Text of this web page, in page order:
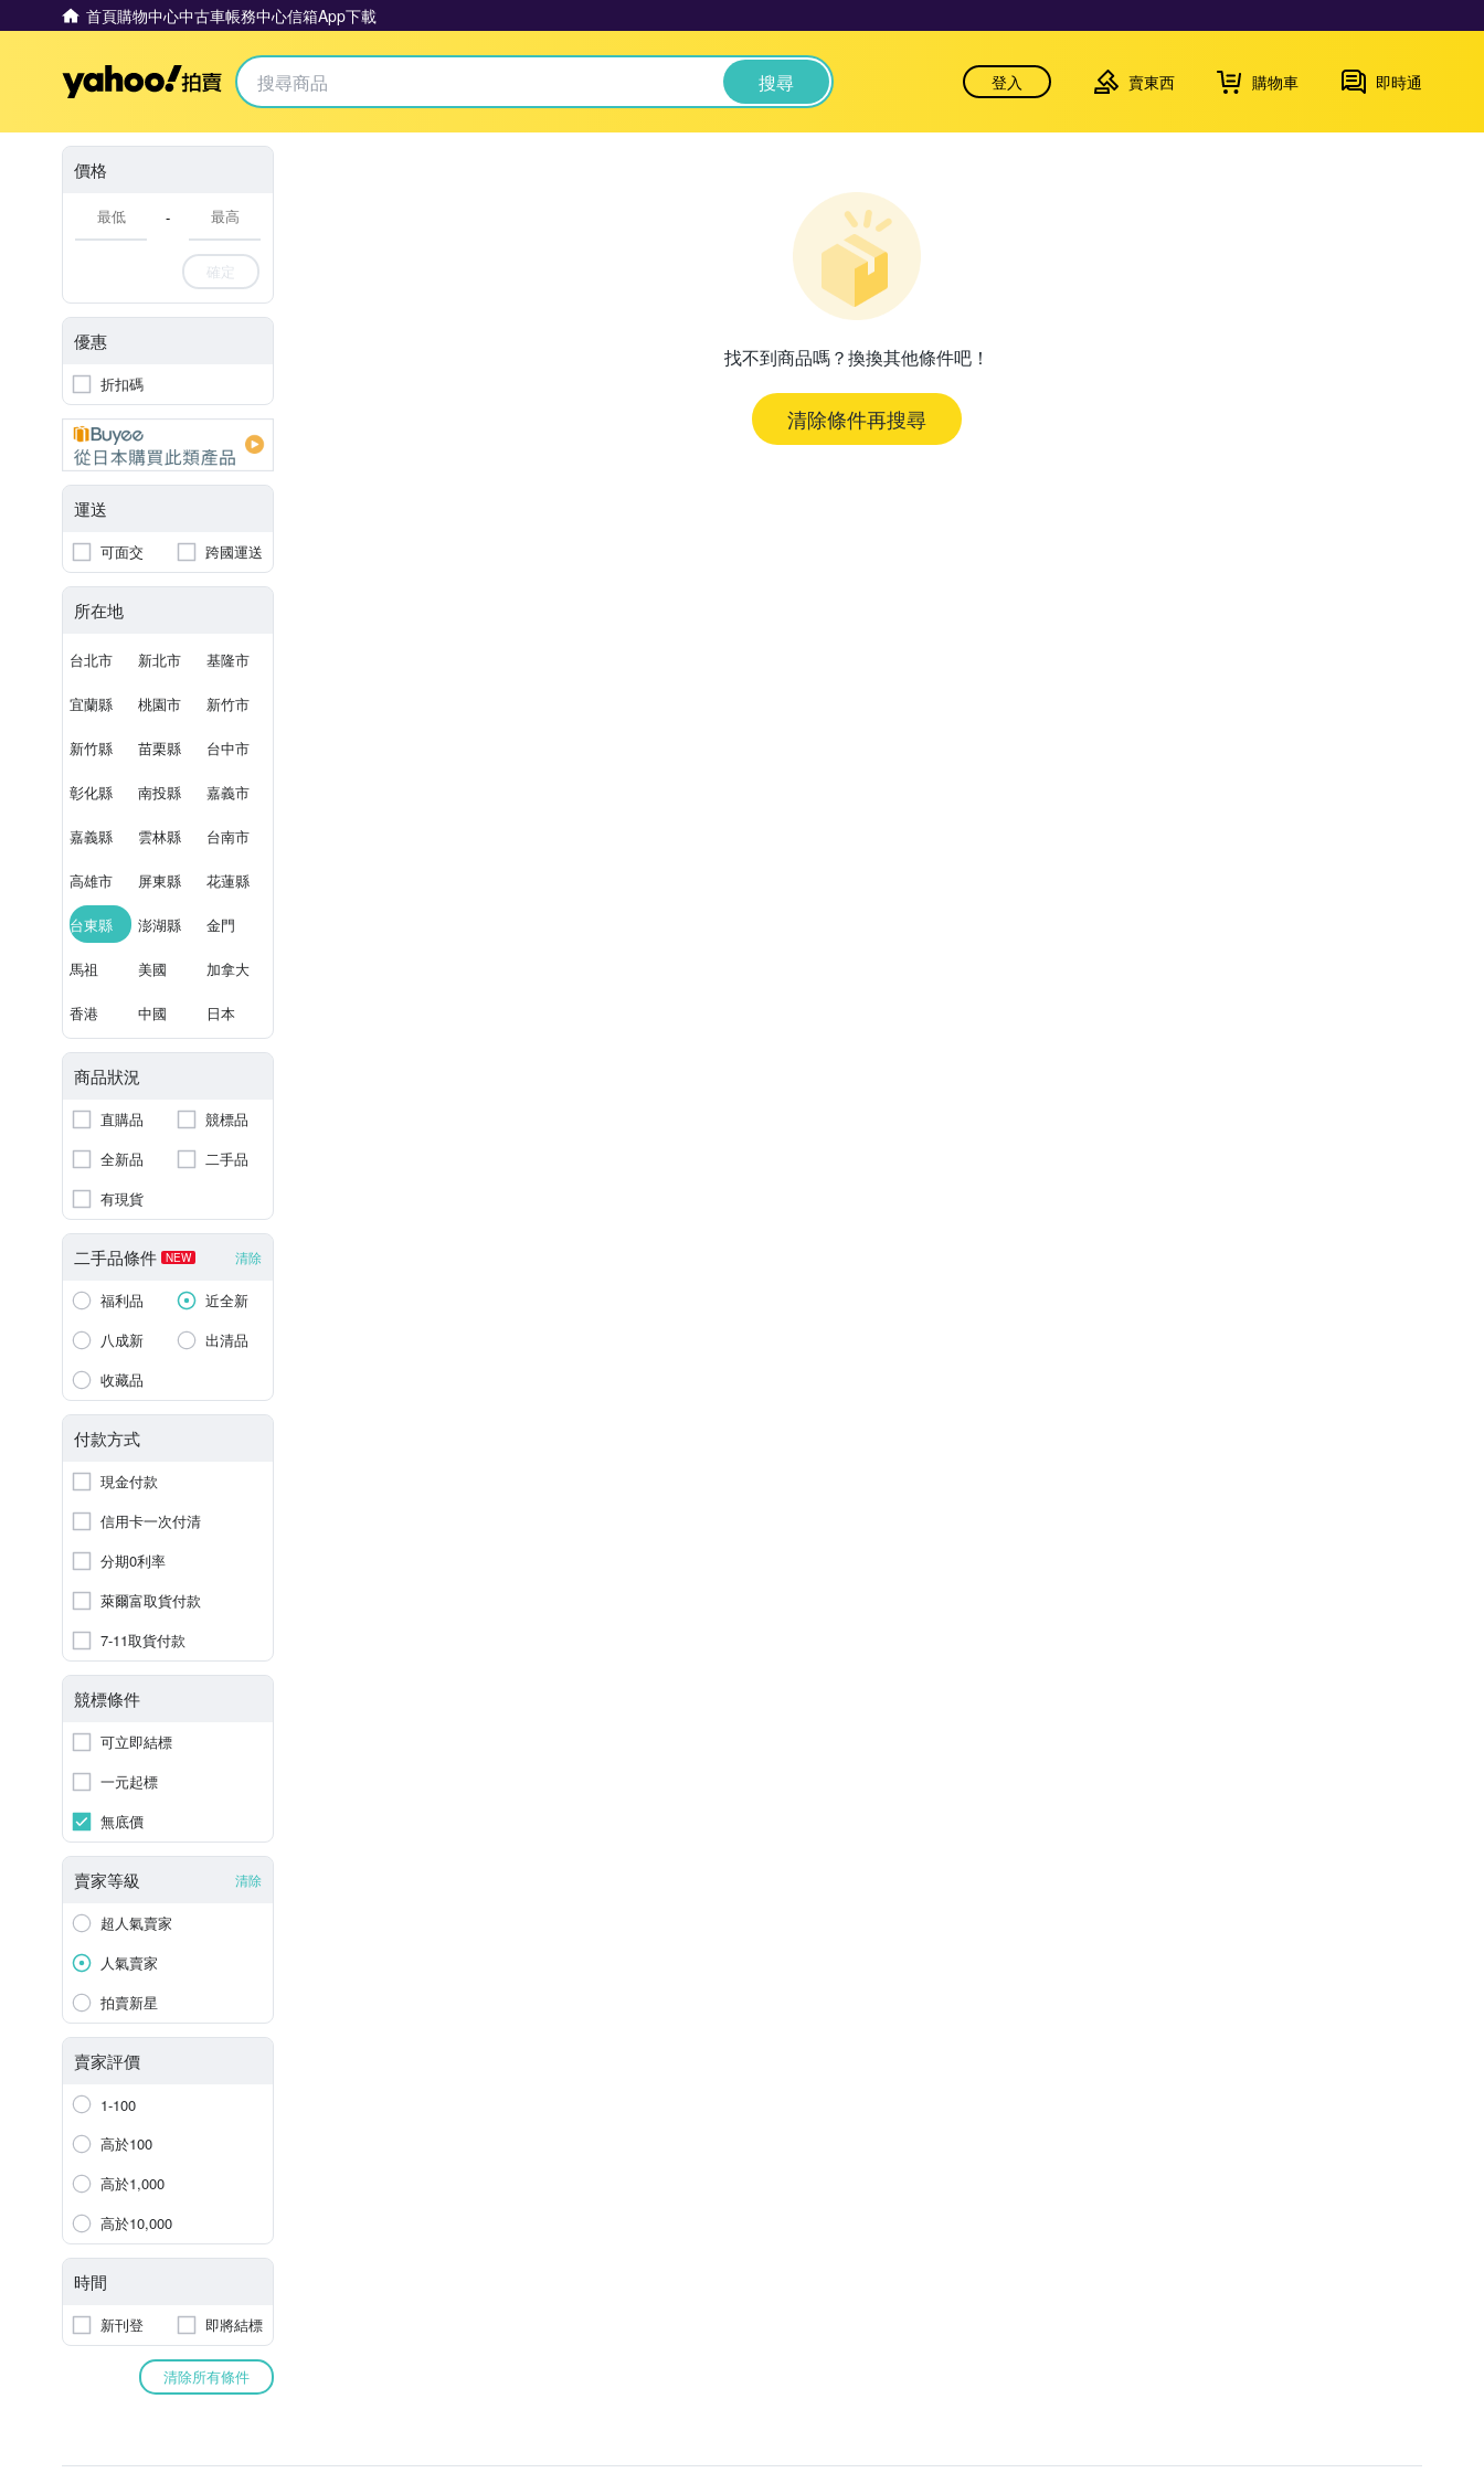
首頁購物中心中古車帳務中心信箱App下載
Yahoo拍賣 搜尋 登入 賣東西 購物車 即時通
價格
-
確定
優惠
折扣碼
運送
可面交 跨國運送
所在地
台北市 新北市 基隆市
宜蘭縣 桃園市 新竹市
新竹縣 苗栗縣 台中市
彰化縣 南投縣 嘉義市
嘉義縣 雲林縣 台南市
高雄市 屏東縣 花蓮縣
台東縣 澎湖縣 金門
馬祖 美國 加拿大
香港 中國 日本
商品狀況
直購品
競標品
全新品
二手品
有現貨
二手品條件 NEW 清除
福利品
近全新
八成新
出清品
收藏品
付款方式
現金付款
信用卡一次付清
分期0利率
萊爾富取貨付款
7-11取貨付款
競標條件
可立即結標
一元起標
無底價
賣家等級 清除
超人氣賣家
人氣賣家
拍賣新星
賣家評價
1-100
高於100
高於1,000
高於10,000
時間
新刊登 即將結標
清除所有條件
找不到商品嗎？換換其他條件吧！
清除條件再搜尋